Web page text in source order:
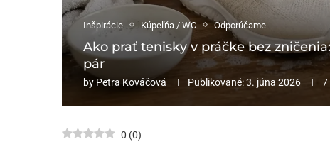
Inšpirácie Kúpeľňa / WC Odporúčame
Ako prať tenisky v práčke bez
pár
by Petra Kováčová Publikované:3. júna 2026 7
0 (0)